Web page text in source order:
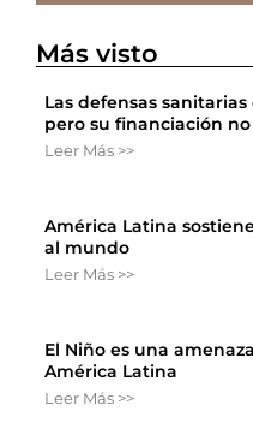
Más visto
Las defensas
pero su financiación no
Leer Más >>
América Latina
al mundo
Leer Más >>
El Niño es una
América Latina
Leer Más >>